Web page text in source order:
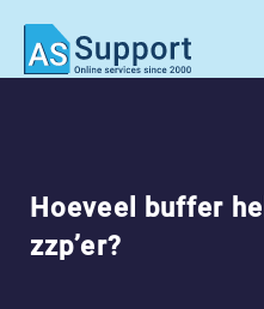
Hoeveel buffer
zzp’er?